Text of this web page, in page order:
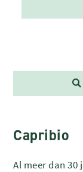
Capribio
Al meer dan